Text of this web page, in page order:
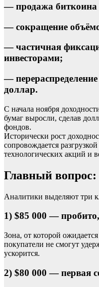
— продажа
— сокращение
— частичная
инвесторами;
—
доллар.
С начала ноября
бумаг выросли, сделав
фондов.
Исторически рост
сопровождается
технологических акций и
Главный вопрос:
Аналитики выделяют три
1) $85 000 —
Зона, от которой
покупатели не смогут
ускорится.
2) $80 000 — первая